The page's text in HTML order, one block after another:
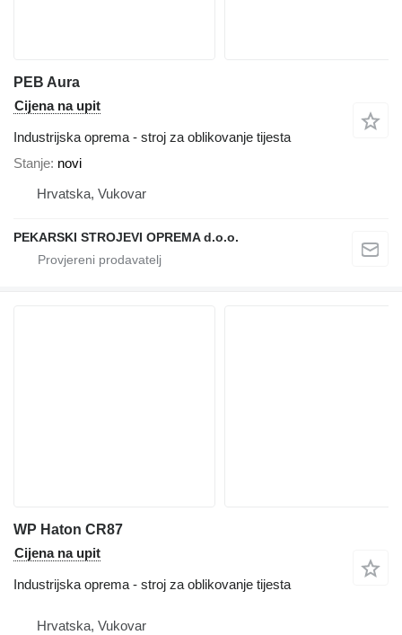
PEB Aura
Cijena na upit
Industrijska oprema - stroj za oblikovanje tijesta
Stanje novi
Hrvatska, Vukovar
PEKARSKI STROJEVI OPREMA d.o.o.
WP Haton CR87
Cijena na upit
Industrijska oprema - stroj za oblikovanje tijesta
Hrvatska, Vukovar